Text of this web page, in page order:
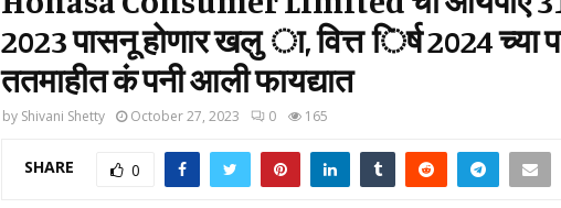
2023 पासनू होणार खलु ा, वित्त िर्ष 2024 च्या
ततमाहीत कं पनी आली फायद्यात
by Shivani Shetty October 27, 2023 0 165
SHARE 0